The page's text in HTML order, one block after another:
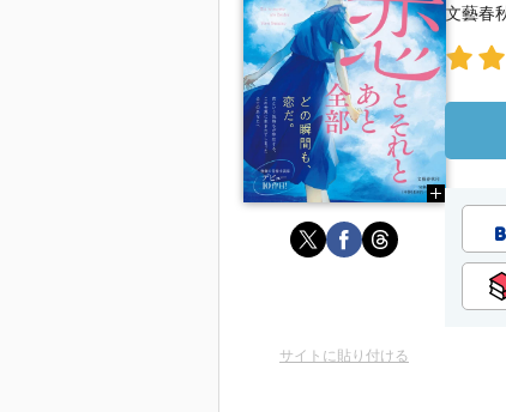
文藝春
サイトに貼り付ける